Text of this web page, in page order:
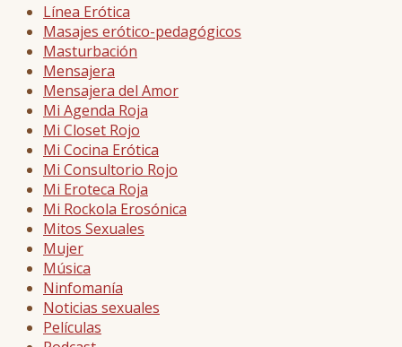
Línea Erótica
Masajes erótico-pedagógicos
Masturbación
Mensajera
Mensajera del Amor
Mi Agenda Roja
Mi Closet Rojo
Mi Cocina Erótica
Mi Consultorio Rojo
Mi Eroteca Roja
Mi Rockola Erosónica
Mitos Sexuales
Mujer
Música
Ninfomanía
Noticias sexuales
Películas